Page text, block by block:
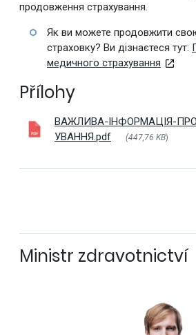
продовження страхування.
Як ви можете продовжити
страховку? Ви дізнаєтеся тут:
медичного страхування
Přílohy
ВАЖЛИВА-ІНФОРМАЦІЯ-
УВАННЯ.pdf
(447,76 KB)
Ministr zdravotnictví